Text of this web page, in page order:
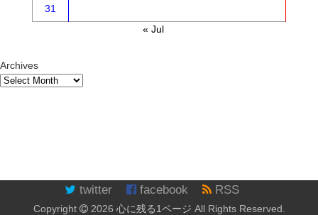
31
« Jul
Archives
twitter facebook RSS
Copyright 2026 心に残る1ページ All Rights Reserved.